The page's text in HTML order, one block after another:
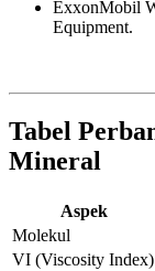
ExxonMobil
Equipment.
Tabel
Mineral
Aspek
Molekul
VI (Viscosity Index)